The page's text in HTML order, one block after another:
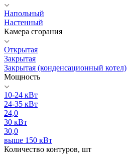
Напольный
Настенный
Камера сгорания
Открытая
Закрытая
Закрытая (конденсационный котел)
Мощность
10-24 кВт
24-35 кВт
24,0
30 кВт
30,0
выше 150 кВт
Количество контуров, шт